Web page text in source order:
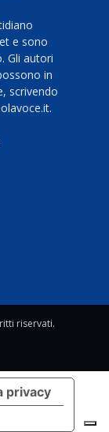
e sono
Gli autori
in
scrivendo
riservati.
privacy